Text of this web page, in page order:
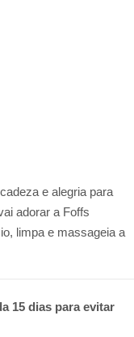
e alegria para
adorar a Foffs
limpa e massageia a
15 dias para evitar